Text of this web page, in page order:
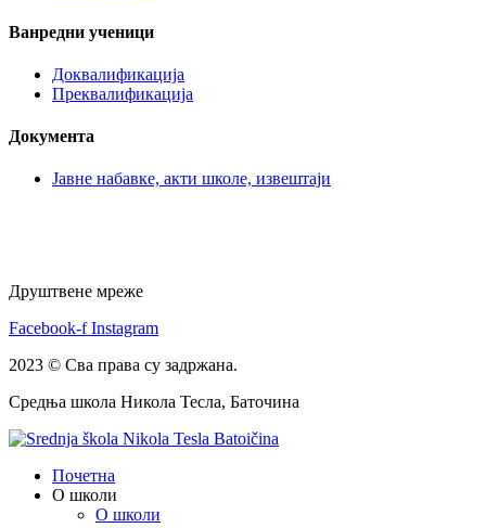
Ванредни ученици
Доквалификација
Преквалификација
Документа
Јавне набавке, акти школе, извештаји
Друштвене мреже
Facebook-f Instagram
2023 © Сва права су задржана.
Средња школа Никола Тесла, Баточина
Почетна
О школи
О школи